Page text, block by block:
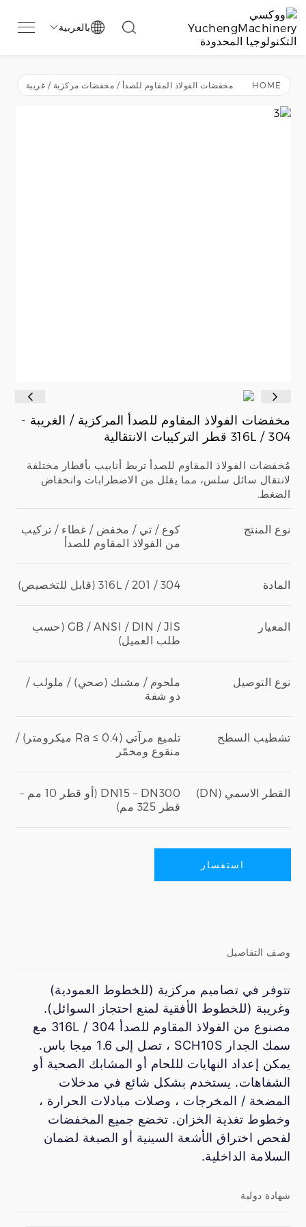
بالعربية
HOME مخفضات الفولاذ المقاوم للصدأ / مخفضات مركزية / غريبة
مخفضات الفولاذ المقاوم للصدأ المركزية / الغريبة -
304 / 316L قطر التركيبات الانتقالية
مُخفضات الفولاذ المقاوم للصدأ تربط أنابيب بأقطار مختلفة
لانتقال سائل سلس، مما يقلل من الاضطرابات وانخفاض
الضغط.
نوع المنتج
كوع / تي / مخفض / غطاء / تركيب
من الفولاذ المقاوم للصدأ
المادة 304 / 316L / 201 (قابل للتخصيص)
المعيار
GB / ANSI / DIN / JIS (حسب
طلب العميل)
نوع التوصيل
ملحوم / مشبك (صحي) / ملولب /
ذو شفة
تشطيب السطح
تلميع مرآتي (Ra ≤ 0.4 ميكرومتر) /
منقوع ومخمّر
القطر الاسمي (DN)
DN15 – DN300 (أو قطر 10 مم –
قطر 325 مم)
استفسار
وصف التفاصيل
تتوفر في تصاميم مركزية (للخطوط العمودية)
وغريبة (للخطوط الأفقية لمنع احتجاز السوائل).
مصنوع من الفولاذ المقاوم للصدأ 304 / 316L مع
سمك الجدار SCH10S ، تصل إلى 1.6 ميجا باس.
يمكن إعداد النهايات لللحام أو المشابك الصحية أو
الشفاهات. يستخدم بشكل شائع في مدخلات
المضخة / المخرجات ، وصلات مبادلات الحرارة ،
وخطوط تغذية الخزان. تخضع جميع المخفضات
لفحص اختراق الأشعة السينية أو الصبغة لضمان
السلامة الداخلية.
شهادة دولية